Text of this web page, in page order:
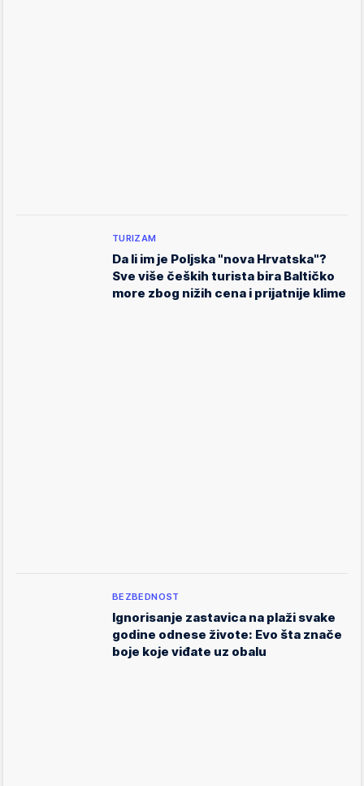
TURIZAM
Da li im je Poljska "nova Hrvatska"?
Sve više čeških turista bira Baltičko
more zbog nižih cena i prijatnije klime
BEZBEDNOST
Ignorisanje zastavica na plaži svake
godine odnese živote: Evo šta znače
boje koje viđate uz obalu